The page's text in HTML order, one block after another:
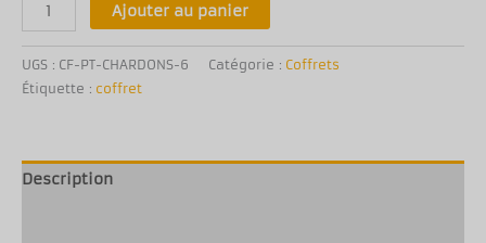
Ajouter au panier
UGS : CF-PT-CHARDONS-6 Catégorie : Coffrets
Étiquette : coffret
Description